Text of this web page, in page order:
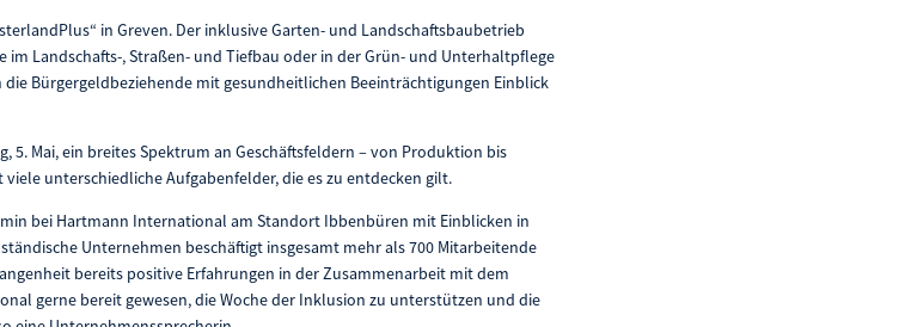
in Greven. Der inklusive Garten- und Landschaftsbaubetrieb
im Landschafts-, Straßen- und Tiefbau oder in der Grün- und Unterhaltpflege
Bürgergeldbeziehende mit gesundheitlichen Beeinträchtigungen Einblick
5. Mai, ein breites Spektrum an Geschäftsfeldern – von Produktion bis
unterschiedliche Aufgabenfelder, die es zu entdecken gilt.
bei Hartmann International am Standort Ibbenbüren mit Einblicken in
Unternehmen beschäftigt insgesamt mehr als 700 Mitarbeitende
bereits positive Erfahrungen in der Zusammenarbeit mit dem
gerne bereit gewesen, die Woche der Inklusion zu unterstützen und die